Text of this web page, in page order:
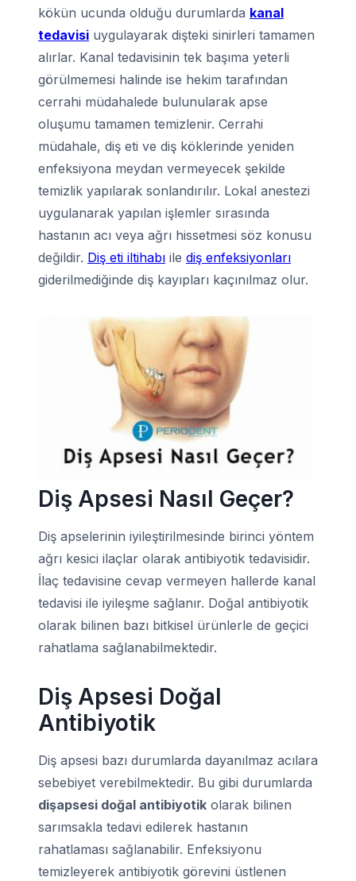
kökün ucunda olduğu durumlarda kanal
tedavisi uygulayarak dişteki sinirleri tamamen
alırlar. Kanal tedavisinin tek başıma yeterli
görülmemesi halinde ise hekim tarafından
cerrahi müdahalede bulunularak apse
oluşumu tamamen temizlenir. Cerrahi
müdahale, diş eti ve diş köklerinde yeniden
enfeksiyona meydan vermeyecek şekilde
temizlik yapılarak sonlandırılır. Lokal anestezi
uygulanarak yapılan işlemler sırasında
hastanın acı veya ağrı hissetmesi söz konusu
değildir. Diş eti iltihabı ile diş enfeksiyonları
giderilmediğinde diş kayıpları kaçınılmaz olur.
Diş Apsesi Nasıl Geçer?
Diş apselerinin iyileştirilmesinde birinci yöntem
ağrı kesici ilaçlar olarak antibiyotik tedavisidir.
İlaç tedavisine cevap vermeyen hallerde kanal
tedavisi ile iyileşme sağlanır. Doğal antibiyotik
olarak bilinen bazı bitkisel ürünlerle de geçici
rahatlama sağlanabilmektedir.
Diş Apsesi Doğal
Antibiyotik
Diş apsesi bazı durumlarda dayanılmaz acılara
sebebiyet verebilmektedir. Bu gibi durumlarda
dişapsesi doğal antibiyotik olarak bilinen
sarımsakla tedavi edilerek hastanın
rahatlaması sağlanabilir. Enfeksiyonu
temizleyerek antibiyotik görevini üstlenen